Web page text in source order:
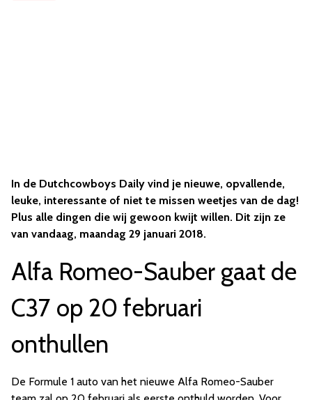
In de Dutchcowboys Daily vind je nieuwe, opvallende,
leuke, interessante of niet te missen weetjes van de dag!
Plus alle dingen die wij gewoon kwijt willen. Dit zijn ze
van vandaag, maandag 29 januari 2018.
Alfa Romeo-Sauber gaat de
C37 op 20 februari
onthullen
De Formule 1 auto van het nieuwe Alfa Romeo-Sauber